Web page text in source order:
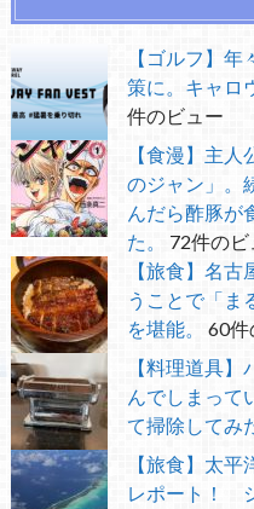
【ゴルフ】
策に。キャロ
件のビュー
【食漫】主
のジャン」。
んだら酢豚が
た。
72件のビ
【旅食】名
うことで「ま
を堪能。
60件
【料理道具
んでしまって
て掃除してみ
【旅食】太
レポート！